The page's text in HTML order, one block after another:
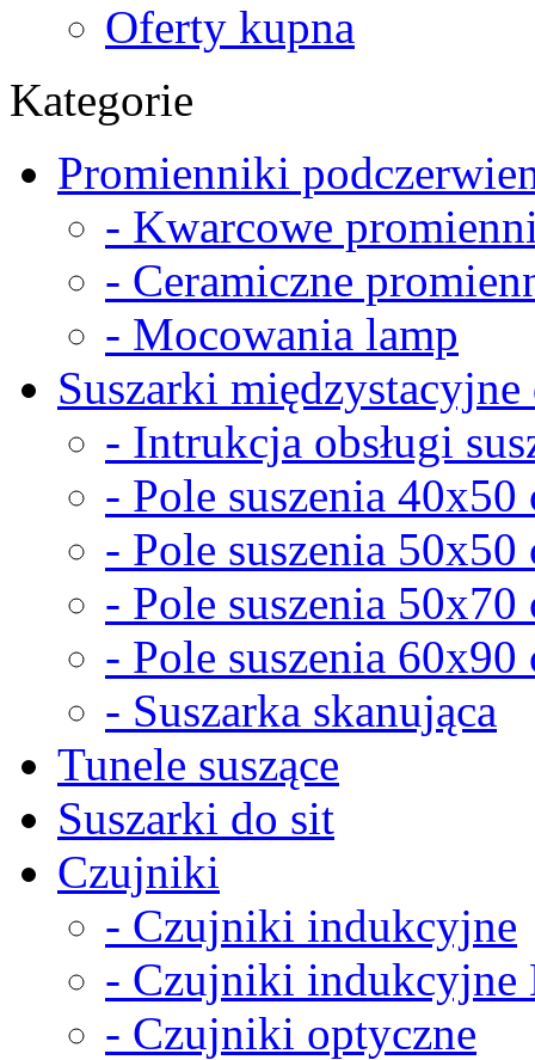
Oferty kupna
Kategorie
Promienniki
- Kwarcowe
- Ceramiczne
- Mocowania lamp
Suszarki
- Intrukcja obsługi
- Pole suszenia 40x50
- Pole suszenia 50x50
- Pole suszenia 50x70
- Pole suszenia 60x90
- Suszarka skanująca
Tunele suszące
Suszarki do sit
Czujniki
- Czujniki indukcyjne
- Czujniki indukcyjne
- Czujniki optyczne